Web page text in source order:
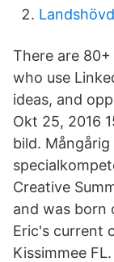
There are
who use
ideas, and
Okt 25, 2016
bild.
Creative
and was born
Eric's current
Kissimmee